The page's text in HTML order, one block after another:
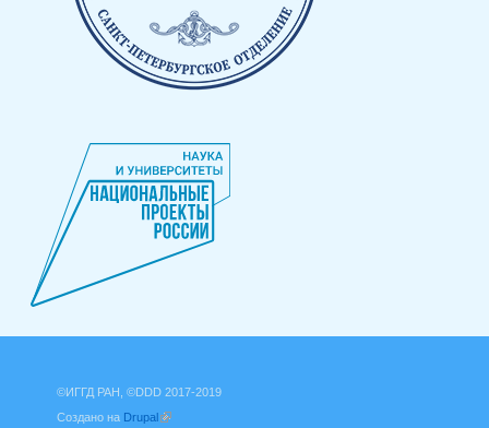
©ИГГД РАН, ©DDD 2017-2019
Создано на Drupal